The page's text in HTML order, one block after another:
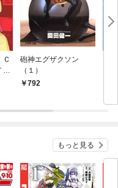
砲神エグザクソン
（１）
792
もっと見る